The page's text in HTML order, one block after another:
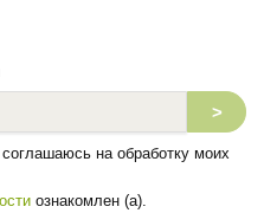
>
на обработку моих
ознакомлен (а).